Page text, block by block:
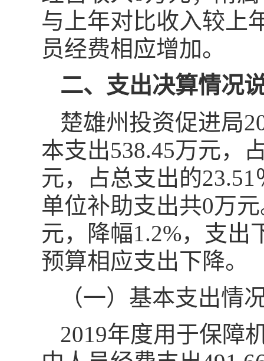
与上年对比收入较上
员经费相应增加。
二、支出决算情况
楚雄州投资促进局
本支出538.45万元，
元，占总支出的
单位补助支出共0万
元，降幅1.2%，支出
预算相应支出下降。
（一）基本支出情
2019年度用于保障